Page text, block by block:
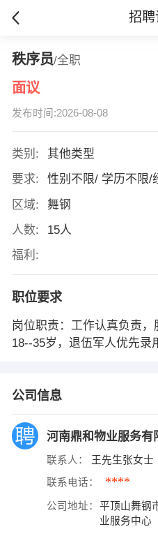
招
秩序员/全职
面议
发布时间:2026-08-08
类别:
其他类型
要求:
性别不限/ 学历不限/
区域:
舞钢
人数:
15人
福利:
职位要求
岗位职责：工作认真负责，
18--35岁，退伍军人优先录
公司信息
河南鼎和物业服务有
联系人： 王先生张女士
联系电话： ****
公司地址：
平顶山舞钢
业服务中心